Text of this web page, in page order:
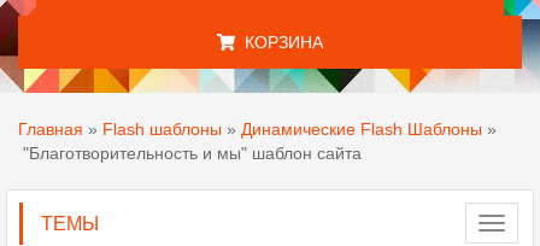
КОРЗИНА
Главная » Flash шаблоны » Динамические Flash Шаблоны »
"Благотворительность и мы" шаблон сайта
ТЕМЫ